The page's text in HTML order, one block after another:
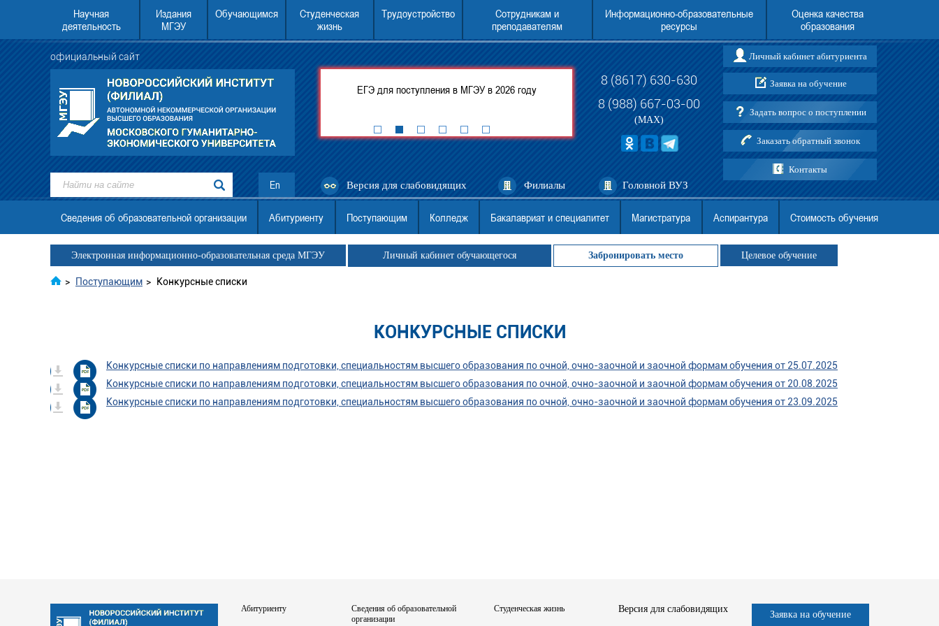
Научная
деятельность
Издания
МГЭУ
Обучающимся
Студенческая
жизнь
Трудоустройство
Сотрудникам и
преподавателям
Информационно-образовательные
ресурсы
Оценка качества
образования
официальный сайт
институт (филиал)
22.08.2026 в 12.00 АНО ВО МГЭУ состоится
ЕГЭ для поступления в МГЭУ в 2026 году
Консультации по вопросам поступления в АНО
ВО МГЭУ
Перевод в Новороссийский институт
АНО ВО МГЭУ (в т.ч. граждан
ДНР)
8 (8617) 630-630
8 (988) 667-03-00
(MAX)
En Версия для слабовидящих Филиалы Головной ВУЗ
Заявка на обучение
Задать вопрос о поступлении
Заказать обратный звонок
Контакты
Личный кабинет абитуриента
Сведения об образовательной организации Абитуриенту Поступающим Колледж Бакалавриат и специалитет Магистратура Аспирантура Стоимость обучения
Электронная информационно-образовательная среда МГЭУ Личный кабинет обучающегося Забронировать место Целевое обучение
> Поступающим > Конкурсные списки
КОНКУРСНЫЕ СПИСКИ
Конкурсные списки по направлениям подготовки, специальностям высшего образования по очной, очно-заочной и заочной формам обучения от 25.07.2025
Конкурсные списки по направлениям подготовки, специальностям высшего образования по очной, очно-заочной и заочной формам обучения от 20.08.2025
Конкурсные списки по направлениям подготовки, специальностям высшего образования по очной, очно-заочной и заочной формам обучения от 23.09.2025
Абитуриенту
Сведения об образовательной
организации
Студенческая жизнь Версия для слабовидящих
Заявка на обучение